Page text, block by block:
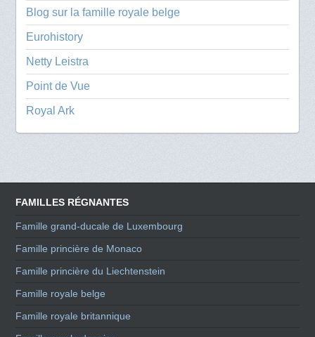
Blog sur la famille royale belge
Eurohistory
Netty Leistra
Point de Vue
Royal Ark
FAMILLES RÉGNANTES
Famille grand-ducale de Luxembourg
Famille princière de Monaco
Famille princière du Liechtenstein
Famille royale belge
Famille royale britannique